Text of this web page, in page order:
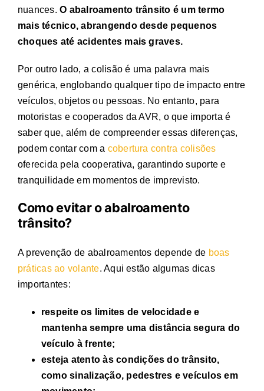
nuances.O abalroamento trânsito é um termo
mais técnico, abrangendo desde pequenos
choques até acidentes mais graves.
Por outro lado, a colisão é uma palavra mais
genérica, englobando qualquer tipo de impacto entre
veículos, objetos ou pessoas. No entanto, para
motoristas e cooperados da AVR, o que importa é
saber que, além de compreender essas diferenças,
podem contar com a cobertura contra colisões
oferecida pela cooperativa, garantindo suporte e
tranquilidade em momentos de imprevisto.
Como evitar oabalroamento
trânsito?
A prevenção de abalroamentos depende de boas
práticas ao volante. Aqui estão algumas dicas
importantes:
respeite os limites de velocidade e
mantenha sempre uma distância segura do
veículo à frente;
esteja atento às condições do trânsito,
como sinalização, pedestres e veículos em